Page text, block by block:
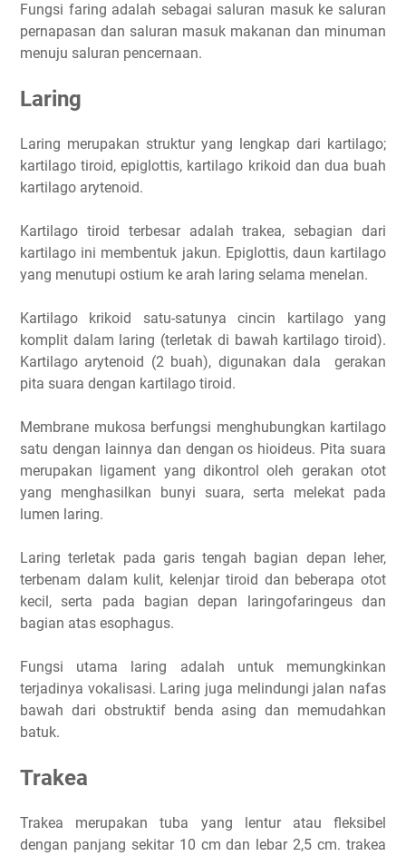
Fungsi faring adalah sebagai saluran masuk ke saluran
pernapasan dan saluran masuk makanan dan minuman
menuju saluran pencernaan.
Laring
Laring merupakan struktur yang lengkap dari kartilago;
kartilago tiroid, epiglottis, kartilago krikoid dan dua buah
kartilago arytenoid.
Kartilago tiroid terbesar adalah trakea, sebagian dari
kartilago ini membentuk jakun. Epiglottis, daun kartilago
yang menutupi ostium ke arah laring selama menelan.
Kartilago krikoid satu-satunya cincin kartilago yang
komplit dalam laring (terletak di bawah kartilago tiroid).
Kartilago arytenoid (2 buah), digunakan dala
gerakan
pita suara dengan kartilago tiroid.
Membrane mukosa berfungsi menghubungkan kartilago
satu dengan lainnya dan dengan os hioideus. Pita suara
merupakan ligament yang dikontrol oleh gerakan otot
yang menghasilkan bunyi suara, serta melekat pada
lumen laring.
Laring terletak pada garis tengah bagian depan leher,
terbenam dalam kulit, kelenjar tiroid dan beberapa otot
kecil, serta pada bagian depan laringofaringeus dan
bagian atas esophagus.
Fungsi utama laring adalah untuk memungkinkan
terjadinya vokalisasi. Laring juga melindungi jalan nafas
bawah dari obstruktif benda asing dan memudahkan
batuk.
Trakea
Trakea merupakan tuba yang lentur atau fleksibel
dengan panjang sekitar 10 cm dan lebar 2,5 cm. trakea